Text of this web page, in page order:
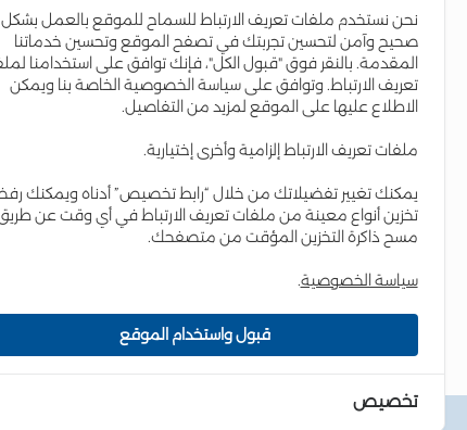
مجلس الإدارة
إدارة البنك
علاقات المستثمرين
التواجد الإقليمي
المسؤولية الاجتماعية
العمل لدى البنك
القروض السكنية
برامج الائتمان
البطاقات الإئتمانية
حساب مستقبلي
الرئيسية الافراد الشركات الخزينة والإستثمار
الشروط والاحكام
سياسة ملفات تعريف
نحن نستخدم ملفات تعريف الارتباط للسماح للموقع بالعمل بشكل
صحيح وآمن لتحسين تجربتك في تصفح الموقع وتحسين خدماتنا
المقدمة. بالنقر فوق "قبول الكل"، فإنك توافق على استخدامنا
تعريف الارتباط. وتوافق على سياسة الخصوصية الخاصة بنا ويمكن
الاطلاع عليها على الموقع لمزيد من التفاصيل.
ملفات تعريف الارتباط إلزامية وأخرى إختيارية.
يمكنك تغيير تفضيلاتك من خلال “رابط تخصيص” أدناه ويمكنك
تخزين أنواع معينة من ملفات تعريف الارتباط في أي وقت عن
مسح ذاكرة التخزين المؤقت من متصفحك.
سياسة الخصوصية.
قبول واستخدام الموقع
تخصيص